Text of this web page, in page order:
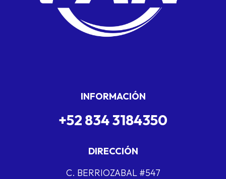
INFORMACIÓN
+52 834 3184350
DIRECCIÓN
C. BERRIOZABAL #547